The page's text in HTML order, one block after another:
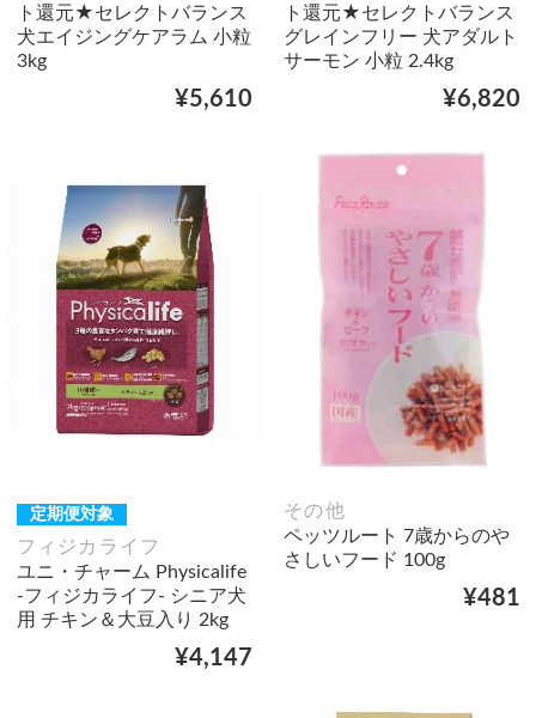
ト還元★セレクトバランス
犬エイジングケアラム 小粒
3kg
¥5,610
ト還元★セレクトバランス
グレインフリー 犬アダルト
サーモン 小粒 2.4kg
¥6,820
定期便対象
フィジカライフ
ユニ・チャーム Physicalife
-フィジカライフ- シニア犬
用 チキン＆大豆入り 2kg
¥4,147
その他
ペッツルート 7歳からのや
さしいフード 100g
¥481